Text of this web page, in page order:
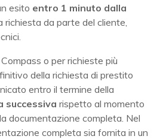
esito entro 1 minuto dalla
richiesta da parte del cliente,
o per richieste più
della richiesta di prestito
entro il termine della
successiva rispetto al momento
documentazione completa. Nel
completa sia fornita in un